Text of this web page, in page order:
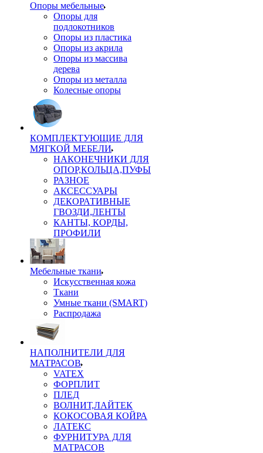
Опоры мебельные
Опоры для
подлокотников
Опоры из пластика
Опоры из акрила
Опоры из массива
дерева
Опоры из металла
Колесные опоры
КОМПЛЕКТУЮЩИЕ ДЛЯ
МЯГКОЙ МЕБЕЛИ
НАКОНЕЧНИКИ ДЛЯ
ОПОР,КОЛЬЦА,ПУФЫ
РАЗНОЕ
АКСЕССУАРЫ
ДЕКОРАТИВНЫЕ
ГВОЗДИ,ЛЕНТЫ
КАНТЫ, КОРДЫ,
ПРОФИЛИ
Мебельные ткани
Искусственная кожа
Ткани
Умные ткани (SMART)
Распродажа
НАПОЛНИТЕЛИ ДЛЯ
МАТРАСОВ
VATEX
ФОРПЛИТ
ПЛЕД
ВОЛНИТ,ЛАЙТЕК
КОКОСОВАЯ КОЙРА
ЛАТЕКС
ФУРНИТУРА ДЛЯ
МАТРАСОВ